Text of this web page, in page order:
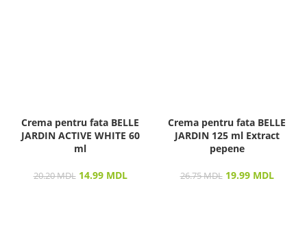
Crema pentru fata BELLE
JARDIN ACTIVE WHITE 60
ml
20.20MDL 14.99 MDL
Crema pentru fata BELLE
JARDIN 125 ml Extract
pepene
26.75MDL 19.99 MDL